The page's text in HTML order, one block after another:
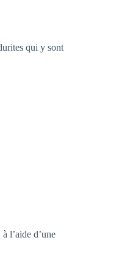
qui y sont
l’aide d’une